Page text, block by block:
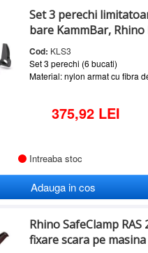
Set 3 perechi
bare KammBar,
Cod: KLS3
Set 3 perechi (6 bucati)
Material: nylon armat cu fibra
375,92 LEI
Intreaba stoc
Adauga in cos
Rhino SafeClamp RAS
fixare scara pe masina